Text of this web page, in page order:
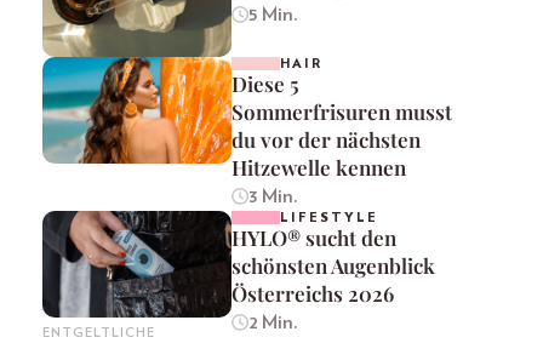
5 Min.
HAIR
Diese 5
Sommerfrisuren musst
du vor der nächsten
Hitzewelle kennen
3 Min.
ENTGELTLICHE
LIFESTYLE
HYLO® sucht den
schönsten Augenblick
Österreichs 2026
2 Min.